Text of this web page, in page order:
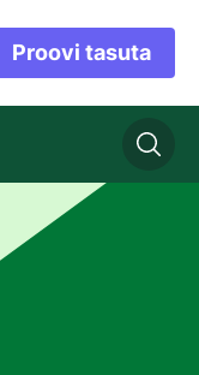
Proovi tasuta